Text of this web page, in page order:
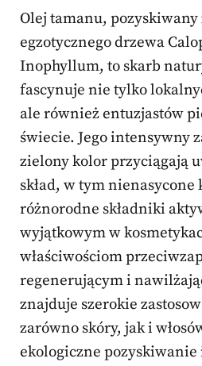
Olej tamanu, pozyskiwany
egzotycznego drzewa
Inophyllum, to skarb
fascynuje nie tylko
ale również entuzjastów
świecie. Jego intensywny
zielony kolor przyciągają
skład, w tym nienasycone
różnorodne składniki
wyjątkowym w
właściwościom
regenerującym i
znajduje szerokie
zarówno skóry, jak i
ekologiczne